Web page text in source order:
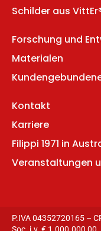
Schilder aus
Forschung und
Materialen
Kontakt
Karriere
Filippi 1971 in
Veranstaltungen
P.IVA 04352720165 –